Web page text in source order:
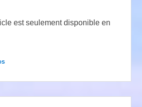
est seulement disponible en